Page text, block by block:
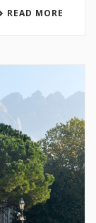
READ MORE